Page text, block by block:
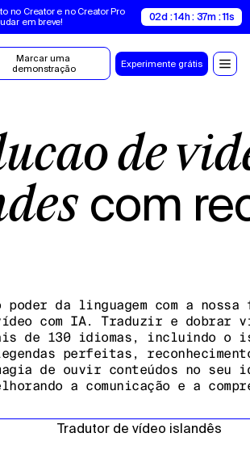
no Creator e no Creator Pro
em breve!
02d : 14h : 37m : 10s
Marcar uma
demonstração
Experimente grátis
com
poder da linguagem com a nossa
com IA. Traduzir e dobrar
de 130 idiomas, incluindo o
perfeitas,
de ouvir conteúdos no seu
a comunicação e a